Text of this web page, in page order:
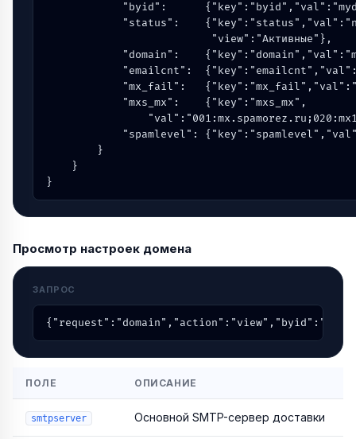
"byid":
"status":
                          "view":"Активные"},
"domain":
"emailcnt":
"mx_fail":
            "mxs_mx":    {"key":"mxs_mx",
"spamlevel":
        }
    }
}
Просмотр настроек домена
ЗАПРОС
ПОЛЕ ОПИСАНИЕ
smtpserver Основной SMTP-сервер доставки